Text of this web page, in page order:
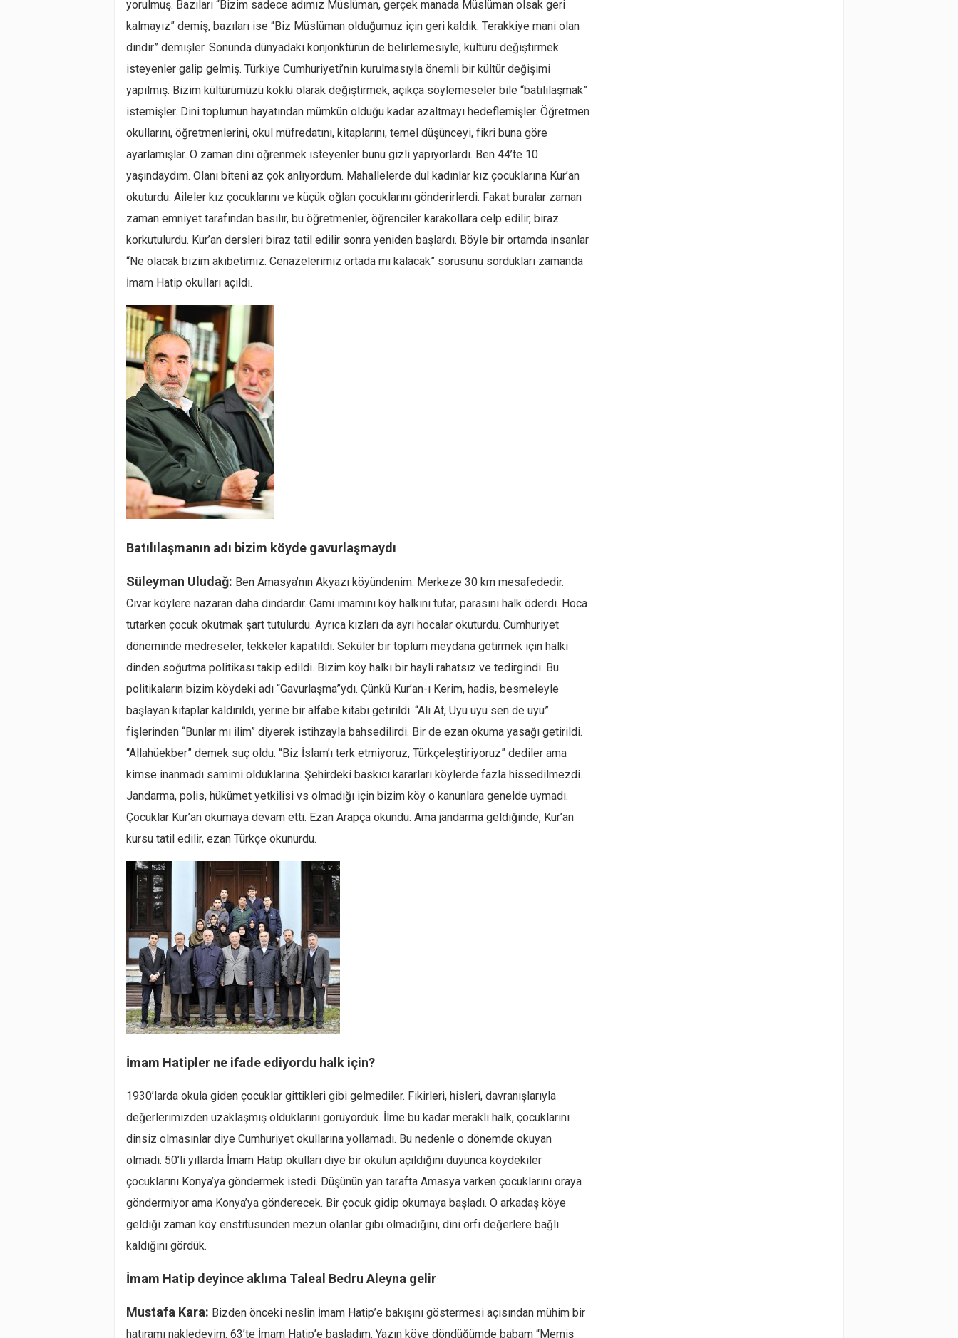
yorulmuş. Bazıları “Bizim sadece adımız Müslüman, gerçek manada Müslüman olsak geri
kalmayız” demiş, bazıları ise “Biz Müslüman olduğumuz için geri kaldık. Terakkiye mani olan
dindir” demişler. Sonunda dünyadaki konjonktürün de belirlemesiyle, kültürü değiştirmek
isteyenler galip gelmiş. Türkiye Cumhuriyeti’nin kurulmasıyla önemli bir kültür değişimi
yapılmış. Bizim kültürümüzü köklü olarak değiştirmek, açıkça söylemeseler bile “batılılaşmak”
istemişler. Dini toplumun hayatından mümkün olduğu kadar azaltmayı hedeflemişler. Öğretmen
okullarını, öğretmenlerini, okul müfredatını, kitaplarını, temel düşünceyi, fikri buna göre
ayarlamışlar. O zaman dini öğrenmek isteyenler bunu gizli yapıyorlardı. Ben 44’te 10
yaşındaydım. Olanı biteni az çok anlıyordum. Mahallelerde dul kadınlar kız çocuklarına Kur’an
okuturdu. Aileler kız çocuklarını ve küçük oğlan çocuklarını gönderirlerdi. Fakat buralar zaman
zaman emniyet tarafından basılır, bu öğretmenler, öğrenciler karakollara celp edilir, biraz
korkutulurdu. Kur’an dersleri biraz tatil edilir sonra yeniden başlardı. Böyle bir ortamda insanlar
“Ne olacak bizim akıbetimiz. Cenazelerimiz ortada mı kalacak” sorusunu sordukları zamanda
İmam Hatip okulları açıldı.
Batılılaşmanın adı bizim köyde gavurlaşmaydı
Süleyman Uludağ: Ben Amasya’nın Akyazı köyündenim. Merkeze 30 km mesafededir.
Civar köylere nazaran daha dindardır. Cami imamını köy halkını tutar, parasını halk öderdi. Hoca
tutarken çocuk okutmak şart tutulurdu. Ayrıca kızları da ayrı hocalar okuturdu. Cumhuriyet
döneminde medreseler, tekkeler kapatıldı. Seküler bir toplum meydana getirmek için halkı
dinden soğutma politikası takip edildi. Bizim köy halkı bir hayli rahatsız ve tedirgindi. Bu
politikaların bizim köydeki adı “Gavurlaşma”ydı. Çünkü Kur’an-ı Kerim, hadis, besmeleyle
başlayan kitaplar kaldırıldı, yerine bir alfabe kitabı getirildi. “Ali At, Uyu uyu sen de uyu”
fişlerinden “Bunlar mı ilim” diyerek istihzayla bahsedilirdi. Bir de ezan okuma yasağı getirildi.
“Allahüekber” demek suç oldu. “Biz İslam’ı terk etmiyoruz, Türkçeleştiriyoruz” dediler ama
kimse inanmadı samimi olduklarına. Şehirdeki baskıcı kararları köylerde fazla hissedilmezdi.
Jandarma, polis, hükümet yetkilisi vs olmadığı için bizim köy o kanunlara genelde uymadı.
Çocuklar Kur’an okumaya devam etti. Ezan Arapça okundu. Ama jandarma geldiğinde, Kur’an
kursu tatil edilir, ezan Türkçe okunurdu.
İmam Hatipler ne ifade ediyordu halk için?
1930’larda okula giden çocuklar gittikleri gibi gelmediler. Fikirleri, hisleri, davranışlarıyla
değerlerimizden uzaklaşmış olduklarını görüyorduk. İlme bu kadar meraklı halk, çocuklarını
dinsiz olmasınlar diye Cumhuriyet okullarına yollamadı. Bu nedenle o dönemde okuyan
olmadı. 50’li yıllarda İmam Hatip okulları diye bir okulun açıldığını duyunca köydekiler
çocuklarını Konya’ya göndermek istedi. Düşünün yan tarafta Amasya varken çocuklarını oraya
göndermiyor ama Konya’ya gönderecek. Bir çocuk gidip okumaya başladı. O arkadaş köye
geldiği zaman köy enstitüsünden mezun olanlar gibi olmadığını, dini örfi değerlere bağlı
kaldığını gördük.
İmam Hatip deyince aklıma Taleal Bedru Aleyna gelir
Mustafa Kara: Bizden önceki neslin İmam Hatip’e bakışını göstermesi açısından mühim bir
hatıramı nakledeyim. 63’te İmam Hatip’e başladım. Yazın köye döndüğümde babam “Memiş